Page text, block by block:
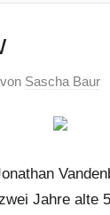
von Sascha Baur
Jahre alte